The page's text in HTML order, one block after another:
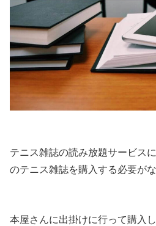
テニス雑誌の読み放題サービス
のテニス雑誌を購入する必要がな
本屋さんに出掛けに行って購入